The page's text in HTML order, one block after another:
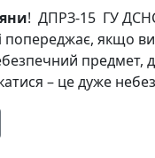
! ДПРЗ-15 ГУ
попереджає, якщо
предмет,
– це дуже